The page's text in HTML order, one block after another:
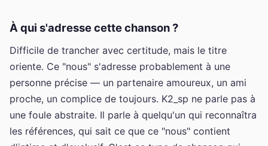
À qui s'adresse cette chanson ?
Difficile de trancher avec certitude, mais le titre
oriente. Ce "nous" s'adresse probablement à une
personne précise — un partenaire amoureux, un ami
proche, un complice de toujours. K2_sp ne parle pas à
une foule abstraite. Il parle à quelqu'un qui reconnaîtra
les références, qui sait ce que ce "nous" contient